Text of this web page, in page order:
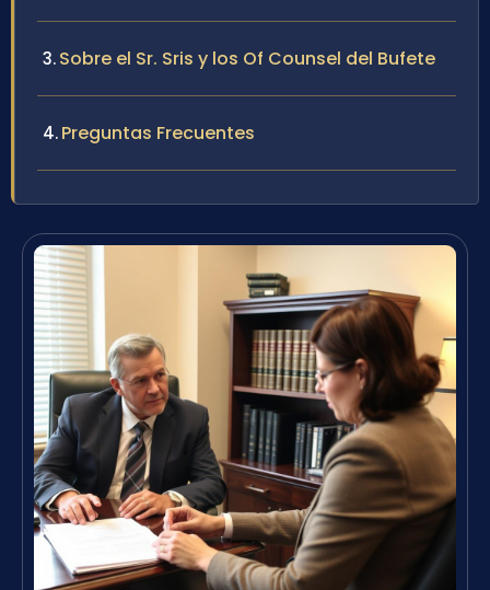
Sobre el Sr. Sris y los Of Counsel del Bufete
Preguntas Frecuentes